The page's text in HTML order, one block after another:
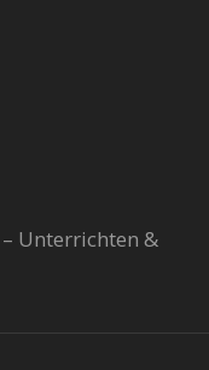
Unterrichten &